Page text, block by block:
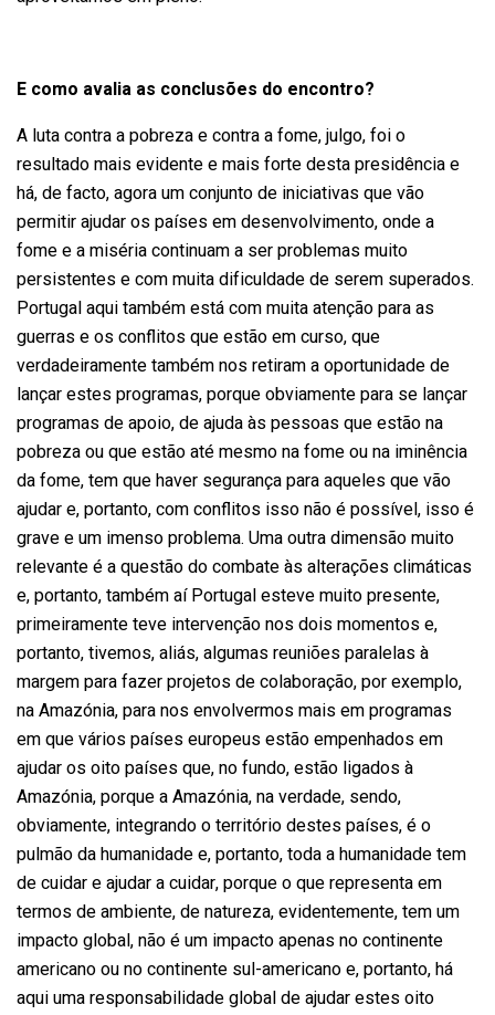
E como avalia as conclusões do encontro?
A luta contra a pobreza e contra a fome, julgo, foi o
resultado mais evidente e mais forte desta presidência e
há, de facto, agora um conjunto de iniciativas que vão
permitir ajudar os países em desenvolvimento, onde a
fome e a miséria continuam a ser problemas muito
persistentes e com muita dificuldade de serem superados.
Portugal aqui também está com muita atenção para as
guerras e os conflitos que estão em curso, que
verdadeiramente também nos retiram a oportunidade de
lançar estes programas, porque obviamente para se lançar
programas de apoio, de ajuda às pessoas que estão na
pobreza ou que estão até mesmo na fome ou na iminência
da fome, tem que haver segurança para aqueles que vão
ajudar e, portanto, com conflitos isso não é possível, isso é
grave e um imenso problema. Uma outra dimensão muito
relevante é a questão do combate às alterações climáticas
e, portanto, também aí Portugal esteve muito presente,
primeiramente teve intervenção nos dois momentos e,
portanto, tivemos, aliás, algumas reuniões paralelas à
margem para fazer projetos de colaboração, por exemplo,
na Amazónia, para nos envolvermos mais em programas
em que vários países europeus estão empenhados em
ajudar os oito países que, no fundo, estão ligados à
Amazónia, porque a Amazónia, na verdade, sendo,
obviamente, integrando o território destes países, é o
pulmão da humanidade e, portanto, toda a humanidade tem
de cuidar e ajudar a cuidar, porque o que representa em
termos de ambiente, de natureza, evidentemente, tem um
impacto global, não é um impacto apenas no continente
americano ou no continente sul-americano e, portanto, há
aqui uma responsabilidade global de ajudar estes oito